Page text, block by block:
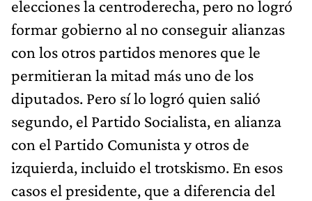
elecciones la centroderecha, pero no logró
formar gobierno al no conseguir alianzas
con los otros partidos menores que le
permitieran la mitad más uno de los
diputados. Pero sí lo logró quien salió
segundo, el Partido Socialista, en alianza
con el Partido Comunista y otros de
izquierda, incluido el trotskismo. En esos
casos el presidente, que a diferencia del